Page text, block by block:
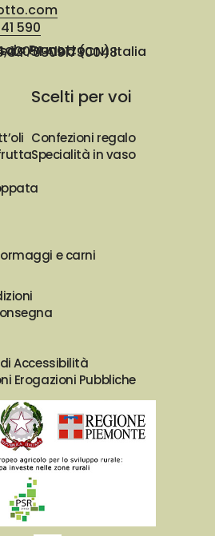
590
ssa12051 Alba (CN) Italia
C.F. 03091730048
e carni
Scelti per voi
Confezioni regalo
Specialità in vaso
Accessibilità
Erogazioni Pubbliche